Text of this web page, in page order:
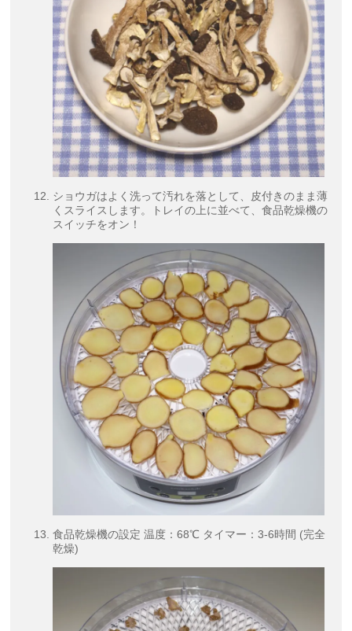
ショウガはよく洗って汚れを落として、皮付きのまま薄
くスライスします。トレイの上に並べて、食品乾燥機の
スイッチをオン！
食品乾燥機の設定 温度：68℃ タイマー：3-6時間 (完全
乾燥)